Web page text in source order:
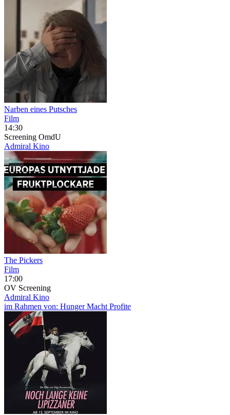
Narben eines Putsches
Film
14:30
Screening OmdU
Admiral Kino
The Pickers
Film
17:00
OV Screening
Admiral Kino
im Rahmen von: Hunger Macht Profite